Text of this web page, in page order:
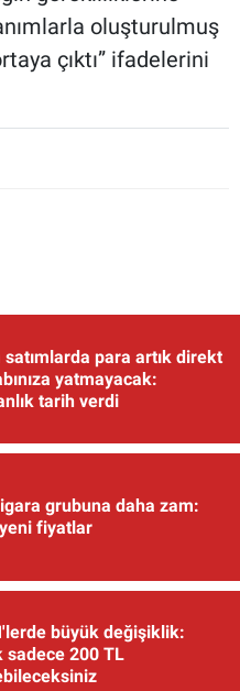
oluşturulmuş
çıktı” ifadelerini
satımlarda para artık direkt
yatmayacak:
tarih verdi
grubuna daha zam:
fiyatlar
büyük değişiklik:
sadece 200 TL